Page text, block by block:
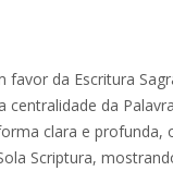
favor da Escritura
da
clara e profunda,
Scriptura,